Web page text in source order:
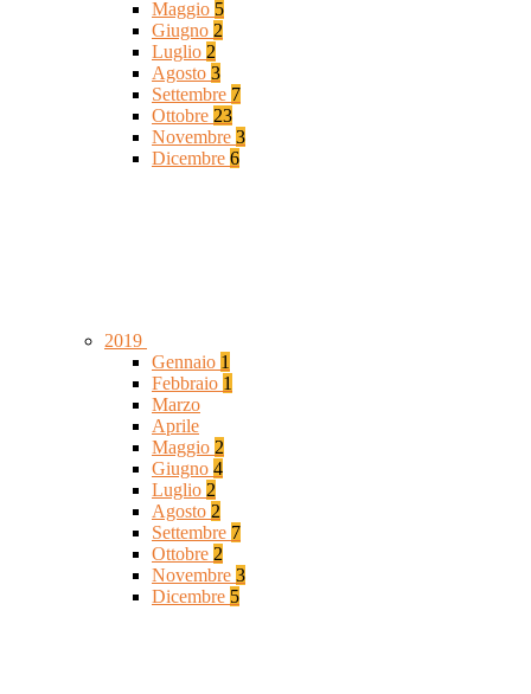
Maggio 5
Giugno 2
Luglio 2
Agosto 3
Settembre 7
Ottobre 23
Novembre 3
Dicembre 6
2019
Gennaio 1
Febbraio 1
Marzo
Aprile
Maggio 2
Giugno 4
Luglio 2
Agosto 2
Settembre 7
Ottobre 2
Novembre 3
Dicembre 5